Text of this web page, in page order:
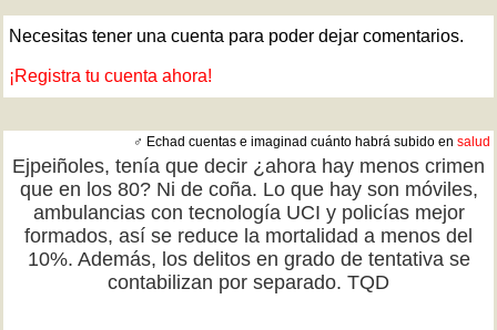
Necesitas tener una cuenta para poder dejar comentarios.
¡Registra tu cuenta ahora!
♂ Echad cuentas e imaginad cuánto habrá subido en salud
Ejpeiñoles, tenía que decir ¿ahora hay menos crimen
que en los 80? Ni de coña. Lo que hay son móviles,
ambulancias con tecnología UCI y policías mejor
formados, así se reduce la mortalidad a menos del
10%. Además, los delitos en grado de tentativa se
contabilizan por separado. TQD